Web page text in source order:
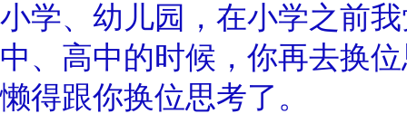
小学、幼儿园，在小学之前
中、高中的时候，你再去换
懒得跟你换位思考了。